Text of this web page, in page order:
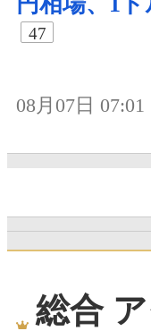
47
08月07日 07:01
総合